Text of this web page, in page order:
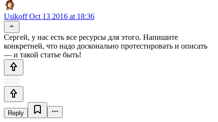
UsikoffOct 13 2016 at 18:36
Сергей, у нас есть все ресурсы для этого. Напишите
конкретней, что надо досконально протестировать и описать
— и такой статье быть!
Reply